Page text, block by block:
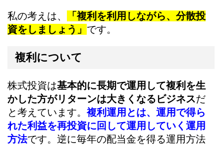
私の考えは、
「複利を利用しながら、分散投
資をしましょう」 です。
複利について
株式投資は基本的に長期で運用して複利を生
かした方がリターンは大きくなるビジネスだ
と考えています。複利運用とは、運用で得ら
れた利益を再投資に回して運用していく運用
方法です。逆に毎年の配当金を得る運用方法